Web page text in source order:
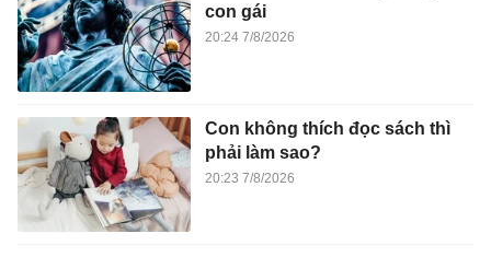
con gái
20:24 7/8/2026
Con không thích đọc sách thì
phải làm sao?
20:23 7/8/2026